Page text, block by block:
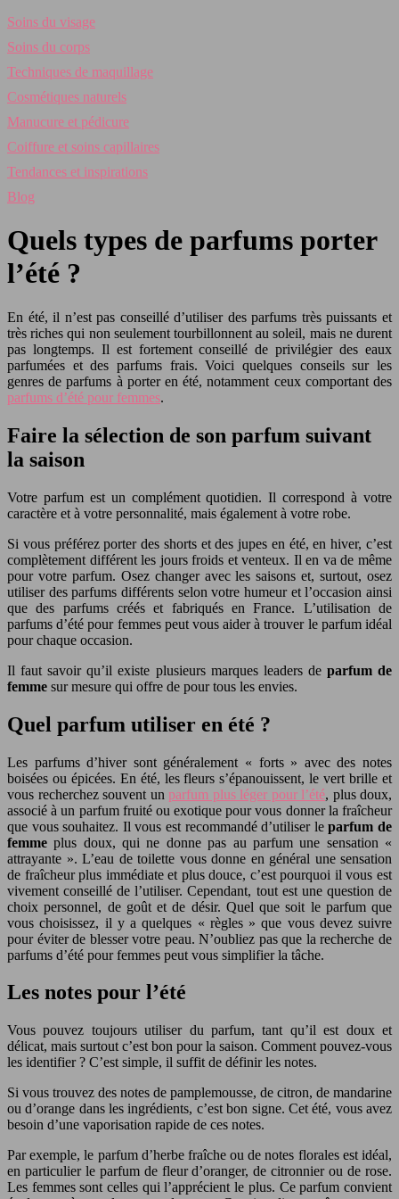
Soins du visage
Soins du corps
Techniques de maquillage
Cosmétiques naturels
Manucure et pédicure
Coiffure et soins capillaires
Tendances et inspirations
Blog
Quels types de parfums porter
l’été ?
En été, il n’est pas conseillé d’utiliser des parfums très puissants et
très riches qui non seulement tourbillonnent au soleil, mais ne durent
pas longtemps. Il est fortement conseillé de privilégier des eaux
parfumées et des parfums frais. Voici quelques conseils sur les
genres de parfums à porter en été, notamment ceux comportant des
parfums d’été pour femmes.
Faire la sélection de son parfum suivant
la saison
Votre parfum est un complément quotidien. Il correspond à votre
caractère et à votre personnalité, mais également à votre robe.
Si vous préférez porter des shorts et des jupes en été, en hiver, c’est
complètement différent les jours froids et venteux. Il en va de même
pour votre parfum. Osez changer avec les saisons et, surtout, osez
utiliser des parfums différents selon votre humeur et l’occasion ainsi
que des parfums créés et fabriqués en France. L’utilisation de
parfums d’été pour femmes peut vous aider à trouver le parfum idéal
pour chaque occasion.
Il faut savoir qu’il existe plusieurs marques leaders de parfum de
femme sur mesure qui offre de pour tous les envies.
Quel parfum utiliser en été ?
Les parfums d’hiver sont généralement « forts » avec des notes
boisées ou épicées. En été, les fleurs s’épanouissent, le vert brille et
vous recherchez souvent un parfum plus léger pour l’été, plus doux,
associé à un parfum fruité ou exotique pour vous donner la fraîcheur
que vous souhaitez. Il vous est recommandé d’utiliser leparfum de
femme plus doux, qui ne donne pas au parfum une sensation «
attrayante ». L’eau de toilette vous donne en général une sensation
de fraîcheur plus immédiate et plus douce, c’est pourquoi il vous est
vivement conseillé de l’utiliser. Cependant, tout est une question de
choix personnel, de goût et de désir. Quel que soit le parfum que
vous choisissez, il y a quelques « règles » que vous devez suivre
pour éviter de blesser votre peau. N’oubliez pas que la recherche de
parfums d’été pour femmes peut vous simplifier la tâche.
Les notes pour l’été
Vous pouvez toujours utiliser du parfum, tant qu’il est doux et
délicat, mais surtout c’est bon pour la saison. Comment pouvez-vous
les identifier ? C’est simple, il suffit de définir les notes.
Si vous trouvez des notes de pamplemousse, de citron, de mandarine
ou d’orange dans les ingrédients, c’est bon signe. Cet été, vous avez
besoin d’une vaporisation rapide de ces notes.
Par exemple, le parfum d’herbe fraîche ou de notes florales est idéal,
en particulier le parfum de fleur d’oranger, de citronnier ou de rose.
Les femmes sont celles qui l’apprécient le plus. Ce parfum convient